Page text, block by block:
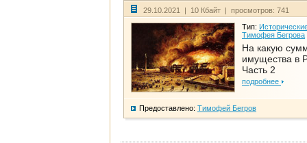
29.10.2021 | 10 Кбайт | просмотров: 741
Тип:
Тимофея Бегрова
На какую
имущества в
Часть 2
подробнее
Предоставлено: Тимофей Бегров